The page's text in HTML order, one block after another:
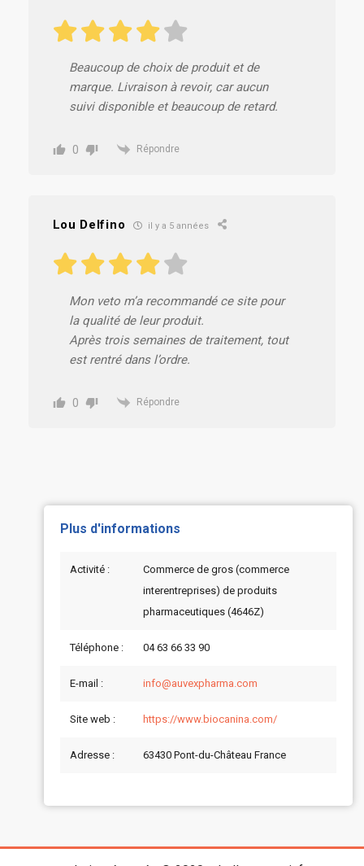
Beaucoup de choix de produit et de
marque. Livraison à revoir, car aucun
suivi disponible et beaucoup de retard.
0 Répondre
Lou Delfino il y a 5 années
Mon veto m’a recommandé ce site pour
la qualité de leur produit.
Après trois semaines de traitement, tout
est rentré dans l’ordre.
0 Répondre
Plus d'informations
Activité :
Commerce de gros (commerce
interentreprises) de produits
pharmaceutiques (4646Z)
Téléphone : 04 63 66 33 90
E-mail : info@auvexpharma.com
Site web : https://www.biocanina.com/
Adresse : 63430 Pont-du-Château France